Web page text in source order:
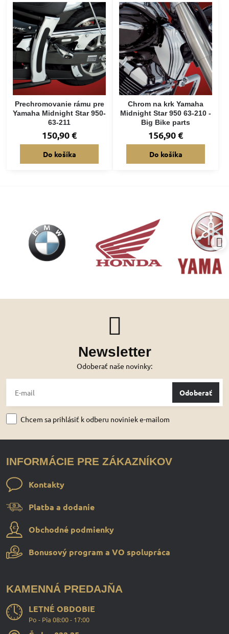
Prechromovanie rámu pre
Yamaha Midnight Star 950-
63-211
150,90 €
Do košíka
Chrom na krk Yamaha
Midnight Star 950 63-210 -
Big Bike parts
156,90 €
Do košíka
Newsletter
Odoberať naše novinky:
Odoberať
Chcem sa prihlásiť k odberu noviniek e-mailom
INFORMÁCIE PRE ZÁKAZNÍKOV
Kontakty
Platba a dodanie
Obchodné podmienky
Bonusový program a VO spolupráca
KAMENNÁ PREDAJŇA
LETNÉ OBDOBIE
Po - Pia 08:00 - 17:00